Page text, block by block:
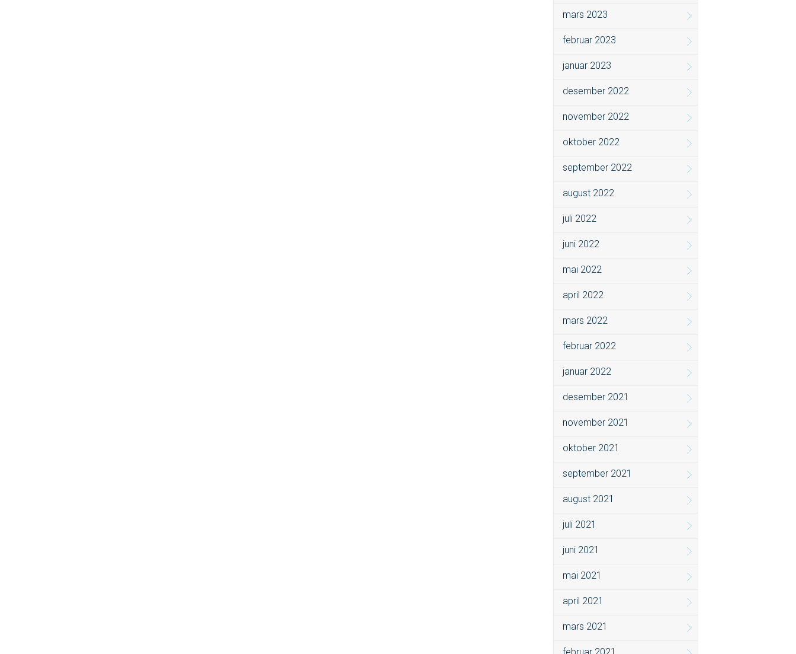
mars 2023
februar 2023
januar 2023
desember 2022
november 2022
oktober 2022
september 2022
august 2022
juli 2022
juni 2022
mai 2022
april 2022
mars 2022
februar 2022
januar 2022
desember 2021
november 2021
oktober 2021
september 2021
august 2021
juli 2021
juni 2021
mai 2021
april 2021
mars 2021